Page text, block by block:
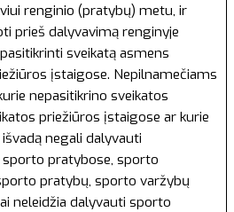
renginio (pratybų) metu, ir
prieš dalyvavimą renginyje
sveikatą asmens
įstaigose. Nepilnamečiams
nepasitikrino sveikatos
priežiūros įstaigose ar kurie
negali dalyvauti
pratybose, sporto
pratybų, sporto varžybų
neleidžia dalyvauti sporto